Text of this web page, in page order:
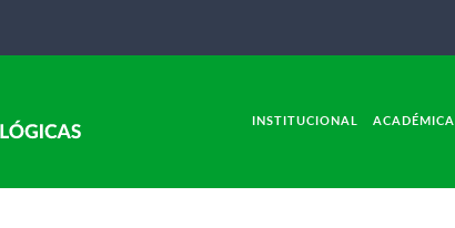
INSTITUCIONAL ACADÉMICA